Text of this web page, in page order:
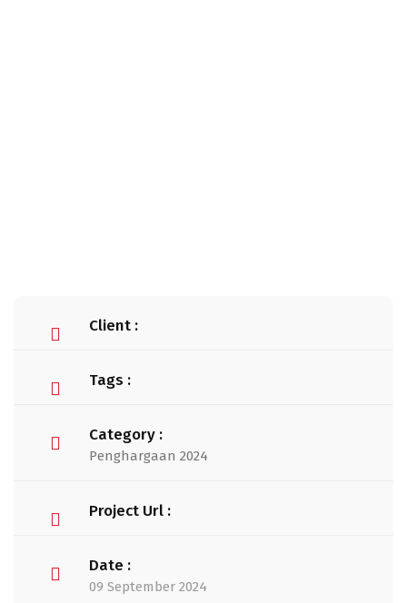
Client :
Tags :
Category :
Penghargaan 2024
Project Url :
Date :
09 September 2024